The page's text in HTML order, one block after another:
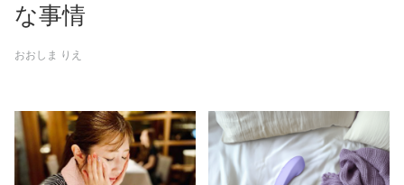
な事情
おおしま りえ